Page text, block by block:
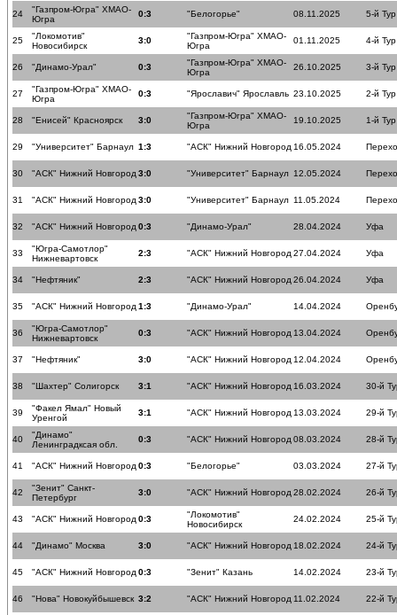
24
"Газпром-Югра" ХМАО-
Югра
0:3 "Белогорье" 08.11.2025 5-й Тур
25
"Локомотив"
Новосибирск
3:0
"Газпром-Югра" ХМАО-
Югра
01.11.2025 4-й Тур
26 "Динамо-Урал" 0:3
"Газпром-Югра" ХМАО-
Югра
26.10.2025 3-й Тур
27
"Газпром-Югра" ХМАО-
Югра
0:3 "Ярославич" Ярославль 23.10.2025 2-й Тур
28 "Енисей" Красноярск 3:0
"Газпром-Югра" ХМАО-
Югра
19.10.2025 1-й Тур
29 "Университет" Барнаул 1:3 "АСК" Нижний Новгород 16.05.2024
30 "АСК" Нижний Новгород 3:0 "Университет" Барнаул 12.05.2024
31 "АСК" Нижний Новгород 3:0 "Университет" Барнаул 11.05.2024
32 "АСК" Нижний Новгород 0:3 "Динамо-Урал" 28.04.2024 Уфа
33
"Югра-Самотлор"
Нижневартовск
2:3 "АСК" Нижний Новгород 27.04.2024 Уфа
34 "Нефтяник" 2:3 "АСК" Нижний Новгород 26.04.2024 Уфа
35 "АСК" Нижний Новгород 1:3 "Динамо-Урал" 14.04.2024
36
"Югра-Самотлор"
Нижневартовск
0:3 "АСК" Нижний Новгород 13.04.2024
37 "Нефтяник" 3:0 "АСК" Нижний Новгород 12.04.2024
38 "Шахтер" Солигорск 3:1 "АСК" Нижний Новгород 16.03.2024 30-й
39
"Факел Ямал" Новый
Уренгой
3:1 "АСК" Нижний Новгород 13.03.2024 29-й
40
"Динамо"
Ленинградксая обл.
0:3 "АСК" Нижний Новгород 08.03.2024 28-й
41 "АСК" Нижний Новгород 0:3 "Белогорье" 03.03.2024 27-й
42
"Зенит" Санкт-
Петербург
3:0 "АСК" Нижний Новгород 28.02.2024 26-й
43 "АСК" Нижний Новгород 0:3
"Локомотив"
Новосибирск
24.02.2024 25-й
44 "Динамо" Москва 3:0 "АСК" Нижний Новгород 18.02.2024 24-й
45 "АСК" Нижний Новгород 0:3 "Зенит" Казань 14.02.2024 23-й
46 "Нова" Новокуйбышевск 3:2 "АСК" Нижний Новгород 11.02.2024 22-й